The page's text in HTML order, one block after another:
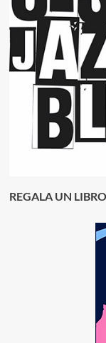
REGALA UN